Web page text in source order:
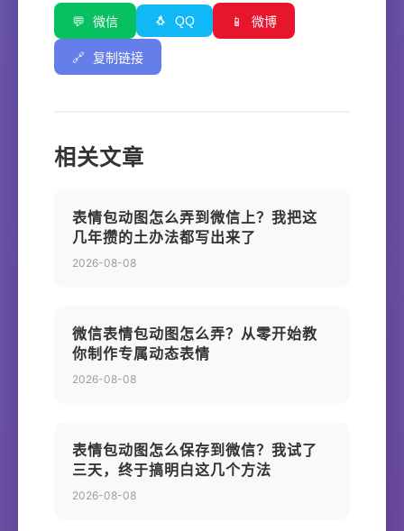
💬 微信 🐧 QQ 📱 微博
🔗 复制链接
相关文章
表情包动图怎么弄到微信上？我把这
几年攒的土办法都写出来了
2026-08-08
微信表情包动图怎么弄？从零开始教
你制作专属动态表情
2026-08-08
表情包动图怎么保存到微信？我试了
三天，终于搞明白这几个方法
2026-08-08